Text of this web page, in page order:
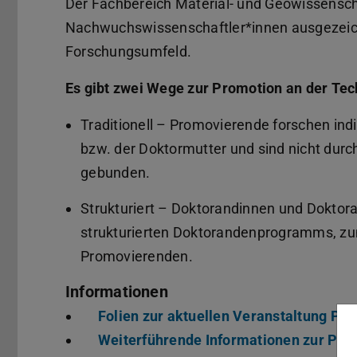
Der Fachbereich Material- und
Nachwuchswissenschaftler*innen
Forschungsumfeld.
Es gibt zwei Wege zur Promotion an der
Traditionell – Promovierende forschen
bzw. der Doktormutter und sind nicht
gebunden.
Strukturiert – Doktorandinnen und
strukturierten Doktorandenprogramms,
Promovierenden.
Informationen
Folien zur aktuellen Veranstaltung
Weiterführende Informationen zur